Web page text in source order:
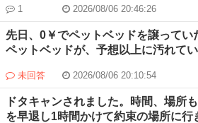
1 2026/08/06 20:46:26
先日、0￥でペットベッドを譲ってい
ペットベッドが、予想以上に汚れて
るんですね。驚きました。 結局、私
した。 そんな経験ある方はいらっし
は、無料の物は、気を付けます。
未回答 2026/08/06 20:10:54
ドタキャンされました。時間、場所
を早退し1時間かけて約束の場所に行